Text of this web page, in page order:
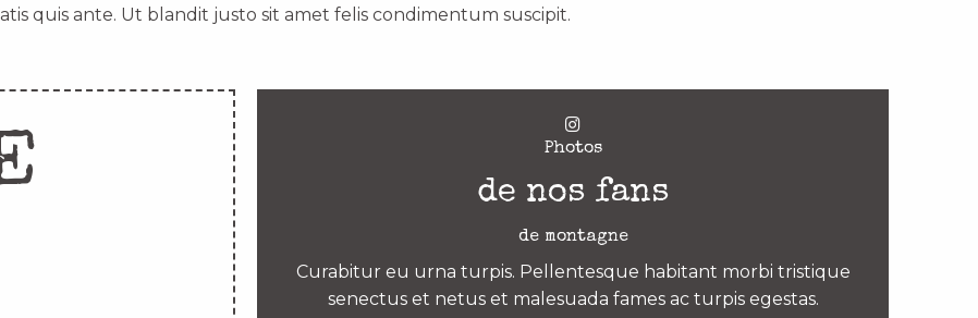
quis ante. Ut blandit justo sit amet felis condimentum suscipit.
Photos
de nos fans
de montagne
Curabitur eu urna turpis. Pellentesque habitant morbi tristique
senectus et netus et malesuada fames ac turpis egestas.